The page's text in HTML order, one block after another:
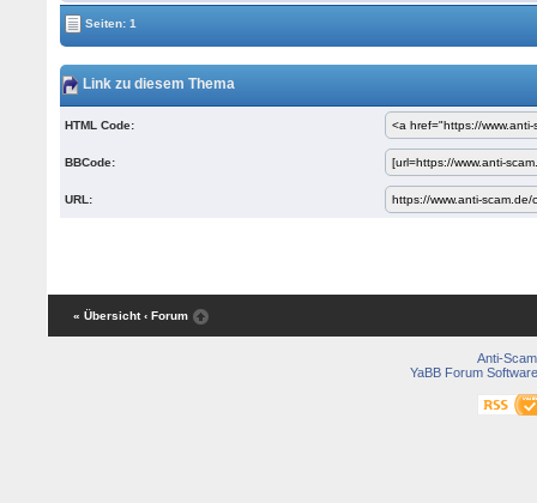
Seiten: 1
Link zu diesem Thema
HTML Code:
BBCode:
URL:
« Übersicht ‹ Forum
Anti-Scam
YaBB Forum Software